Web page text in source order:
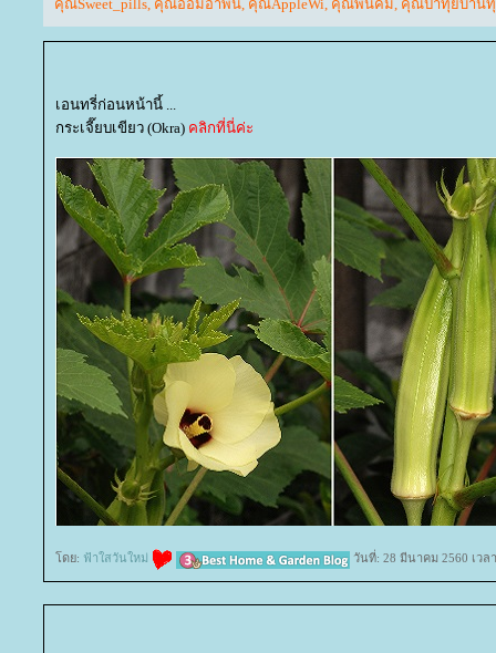
คุณSweet_pills คุณออมอำพัน คุณAppleWi คุณพันคม คุณป้าทุยบ้านทุ่
เอนทรี่ก่อนหน้านี้ ...
กระเจี๊ยบเขียว (Okra) คลิกที่นี่ค่ะ
ดย: ฟ้าใสวันใหม่ วันที่: 28 มีนาคม 2560 เวล